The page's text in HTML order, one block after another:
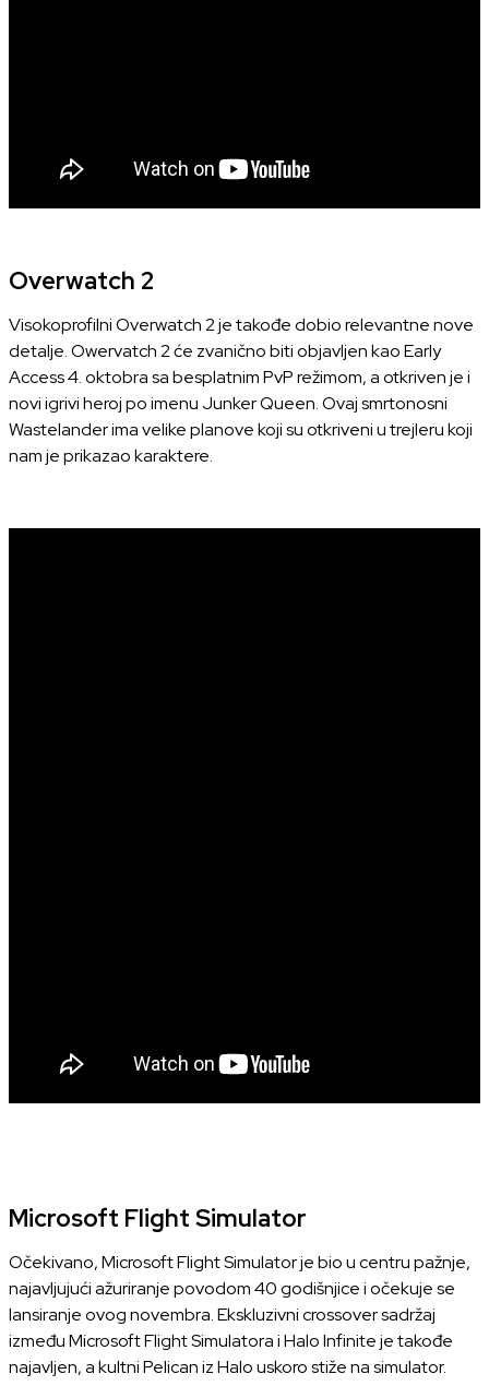
Overwatch 2
Visokoprofilni Overwatch 2 je takođe dobio relevantne nove
detalje. Owervatch 2 će zvanično biti objavljen kao Early
Access 4. oktobra sa besplatnim PvP režimom, a otkriven je i
novi igrivi heroj po imenu Junker Queen. Ovaj smrtonosni
Wastelander ima velike planove koji su otkriveni u trejleru koji
nam je prikazao karaktere.
Microsoft Flight Simulator
Očekivano, Microsoft Flight Simulator je bio u centru pažnje,
najavljujući ažuriranje povodom 40 godišnjice i očekuje se
lansiranje ovog novembra. Ekskluzivni crossover sadržaj
između Microsoft Flight Simulatora i Halo Infinite je takođe
najavljen, a kultni Pelican iz Halo uskoro stiže na simulator.